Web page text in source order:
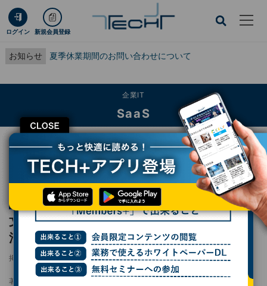
ログイン 新規会員登録
お知らせ 夏季休業期間のお問い合わせについて
CLOSE
企業IT
SaaS
TECH+ 企業IT SaaS 文書の途中で用紙を「横向き」に変更する方法
連載
知って得するWord使いこなし術
文書の途中で用紙を「横向き」に変更する方
法
掲載日 2026/03/23 11:00
著者：